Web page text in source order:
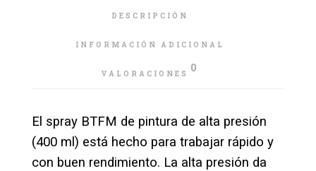
DESCRIPCIÓN
INFORMACIÓN ADICIONAL
VALORACIONES 0
El spray BTFM de pintura de alta presión
(400 ml) está hecho para trabajar rápido y
con buen rendimiento. La alta presión da